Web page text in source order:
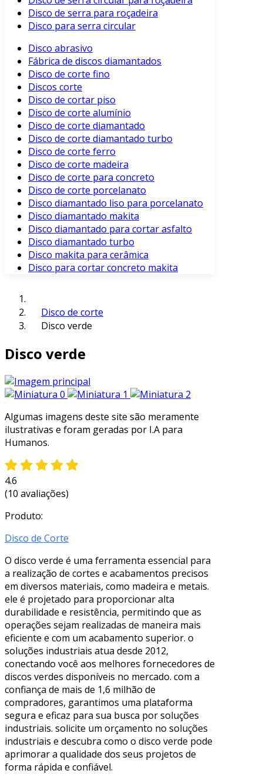
Disco de serra para roçadeira
Disco para serra circular
Disco abrasivo
Fábrica de discos diamantados
Disco de corte fino
Discos corte
Disco de cortar piso
Disco de corte alumínio
Disco de corte diamantado
Disco de corte diamantado turbo
Disco de corte ferro
Disco de corte madeira
Disco de corte para concreto
Disco de corte porcelanato
Disco diamantado liso para porcelanato
Disco diamantado makita
Disco diamantado para cortar asfalto
Disco diamantado turbo
Disco makita para cerâmica
Disco para cortar concreto makita
Disco de corte
Disco verde
Disco verde
Algumas imagens deste site são meramente
ilustrativas e foram geradas por I.A para
Humanos.
4.6
(10 avaliações)
Produto:
Disco de Corte
O disco verde é uma ferramenta essencial para
a realização de cortes e acabamentos precisos
em diversos materiais, como madeira e metais.
ele é projetado para proporcionar alta
durabilidade e resistência, permitindo que as
operações sejam realizadas de maneira mais
eficiente e com um acabamento superior. o
soluções industriais atua desde 2012,
conectando você aos melhores fornecedores de
discos verdes disponíveis no mercado. com a
confiança de mais de 1,6 milhão de
compradores, garantimos uma plataforma
segura e eficaz para sua busca por soluções
industriais. solicite um orçamento no soluções
industriais e descubra como o disco verde pode
aprimorar a qualidade dos seus projetos de
forma rápida e confiável.